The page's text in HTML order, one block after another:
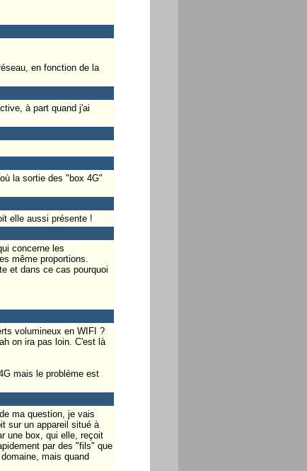
en fonction de la
à part quand j'ai
la sortie des "box 4G"
elle aussi présente !
concerne les
même proportions.
et dans ce cas pourquoi
volumineux en WIFI ?
on ira pas loin. C'est là
mais le problème est
ma question, je vais
sur un appareil situé à
une box, qui elle, reçoit
par des "fils" que
mais quand